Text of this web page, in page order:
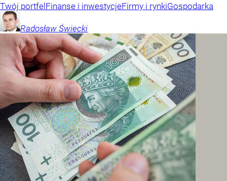
Twój portfelFinanse i inwestycjeFirmy i rynkiGospodarka
Radosław Święcki